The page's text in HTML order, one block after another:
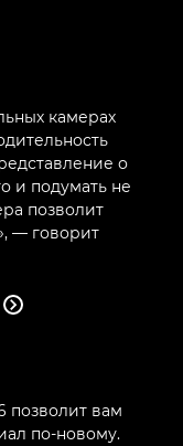
камерах
о
и подумать не
позволит
— говорит

позволит вам
по-новому.